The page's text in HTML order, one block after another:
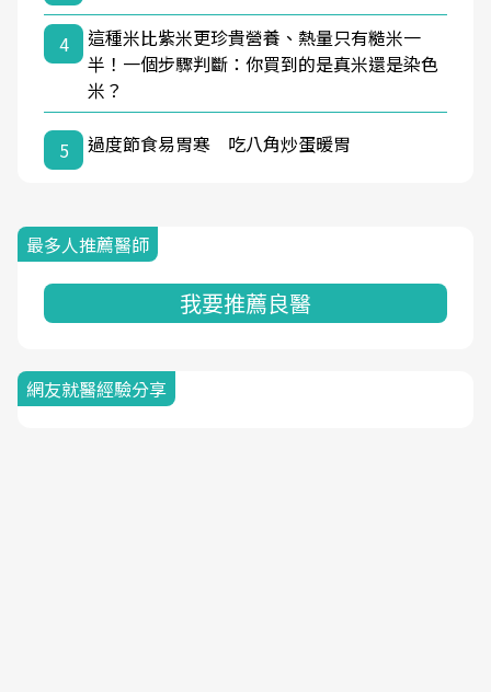
4
這種米比紫米更珍貴營養、熱量只有糙米一
半！一個步驟判斷：你買到的是真米還是染色
米？
5 過度節食易胃寒 吃八角炒蛋暖胃
最多人推薦醫師
我要推薦良醫
網友就醫經驗分享